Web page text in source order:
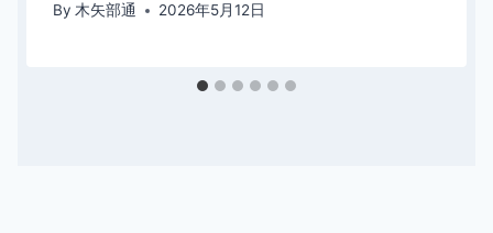
By 木矢部通 2026年5月12日